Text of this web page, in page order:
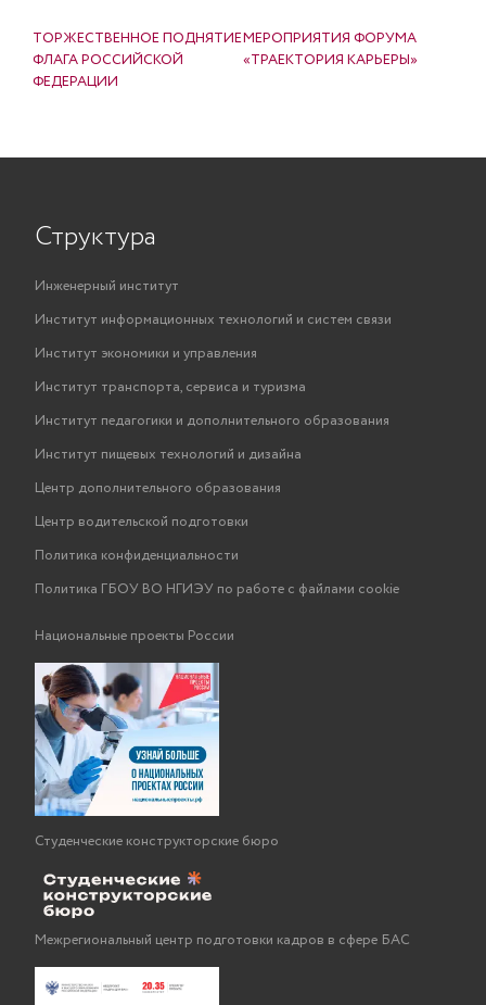
ТОРЖЕСТВЕННОЕ ПОДНЯТИЕ
ФЛАГА РОССИЙСКОЙ
ФЕДЕРАЦИИ
МЕРОПРИЯТИЯ ФОРУМА
«ТРАЕКТОРИЯ КАРЬЕРЫ»
Структура
Инженерный институт
Институт информационных технологий и систем связи
Институт экономики и управления
Институт транспорта, сервиса и туризма
Институт педагогики и дополнительного образования
Институт пищевых технологий и дизайна
Центр дополнительного образования
Центр водительской подготовки
Политика конфиденциальности
Политика ГБОУ ВО НГИЭУ по работе с файлами cookie
Национальные проекты России
Студенческие конструкторские бюро
Межрегиональный центр подготовки кадров в сфере БАС